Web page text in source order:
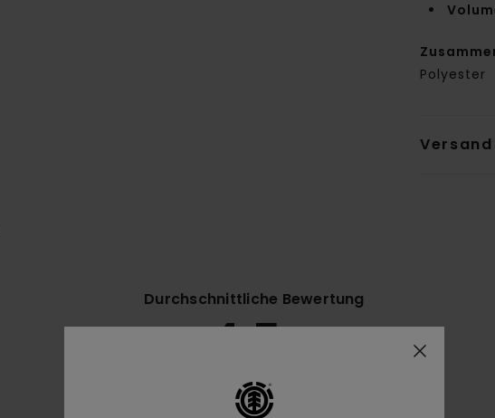
Polyester
Durchschnittliche Bewertung
4.5
6 verifizierten Bewertungen